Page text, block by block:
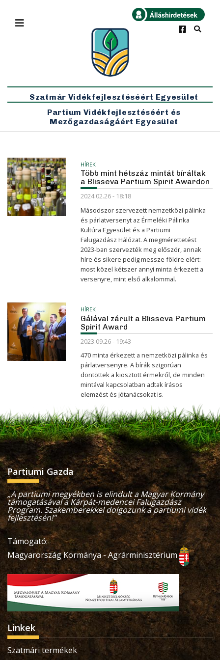
Legfrissebb
×
Szatmár Vidékfejlesztéséért Egyesület
Partium Vidékfejlesztéséért és
Mezőgazdaságáért Egyesület
HÍREK
Több mint hétszáz mintát bíráltak
a Blisseva Partium Spirit Awardon
2024.02.26 - 18:18
Másodszor szervezett nemzetközi pálinka
és párlatversenyt az Érmeléki Pálinka
Kultúra Egyesület és a Partiumi
Falugazdász Hálózat. A megmérettetést
2023-ban szervezték meg először, annak
híre és sikere pedig messze földre elért:
most közel kétszer annyi minta érkezett a
versenyre, mint első alkalommal.
HÍREK
Gálával zárult a Blisseva Partium
Spirit Award
2023.09.26 - 19:43
470 minta érkezett a nemzetközi pálinka és
párlatversenyre. A bírák szigorúan
döntöttek a kiosztott érmekről, de minden
mintával kapcsolatban adtak írásos
elemzést és jótanácsokat is.
Partiumi Gazda
„A partiumi megyékben is elindult a Magyar Kormány
támogatásával a Kárpát-medencei Falugazdász
Program. Szakemberekkel dolgozunk a partiumi vidék
fejlesztésén!"
Támogató:
Magyarország Kormánya - Agrárminisztérium
Linkek
Szatmári termékek